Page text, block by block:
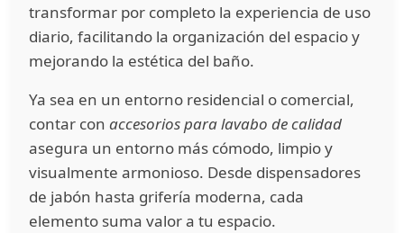
transformar por completo la experiencia de uso
diario, facilitando la organización del espacio y
mejorando la estética del baño.
Ya sea en un entorno residencial o comercial,
contar con accesorios para lavabo de calidad
asegura un entorno más cómodo, limpio y
visualmente armonioso. Desde dispensadores
de jabón hasta grifería moderna, cada
elemento suma valor a tu espacio.